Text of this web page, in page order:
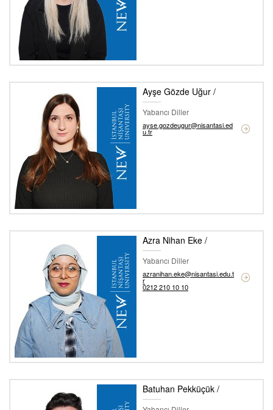
Ayşe Gözde Uğur /
Yabancı Diller
ayse.gozdeugur@nisantasi.ed
u.tr
Azra Nihan Eke /
Yabancı Diller
azranihan.eke@nisantasi.edu.t
r
0212 210 10 10
Batuhan Pekküçük /